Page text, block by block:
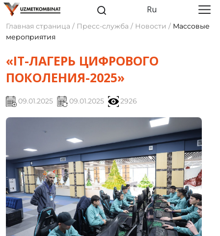
Ru
Главная страница / Пресс-служба / Новости / Массовые
мероприятия
«IT-ЛАГЕРЬ ЦИФРОВОГО
ПОКОЛЕНИЯ-2025»
09.01.2025 09.01.2025 2926